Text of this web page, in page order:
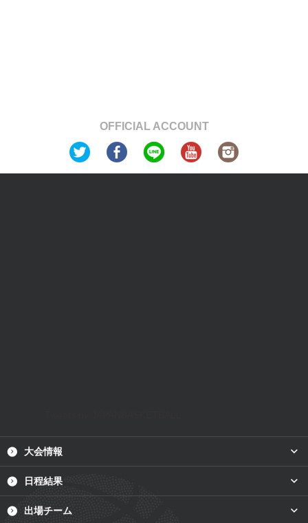
OFFICIAL ACCOUNT
大会情報
plus
日程結果
plus
出場チーム
plus